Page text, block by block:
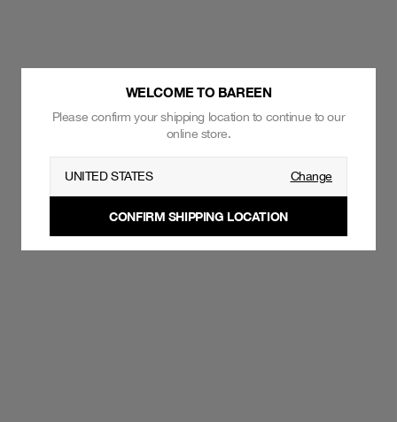
WELCOME TO BAREEN
Please confirm your shipping location to continue to our
online store.
UNITED STATES Change
CONFIRM SHIPPING LOCATION